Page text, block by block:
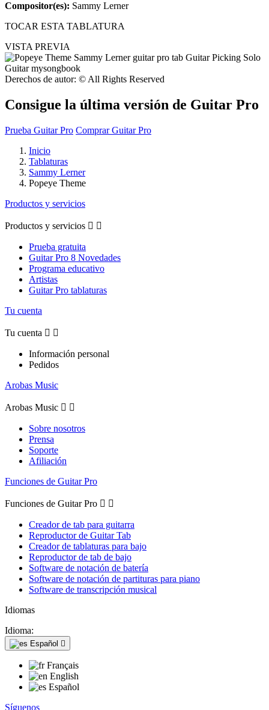
Compositor(es): Sammy Lerner
TOCAR ESTA TABLATURA
VISTA PREVIA
Derechos de autor: © All Rights Reserved
Consigue la última versión de Guitar Pro
Prueba Guitar Pro Comprar Guitar Pro
Inicio
Tablaturas
Sammy Lerner
Popeye Theme
Productos y servicios
Productos y servicios  
Prueba gratuita
Guitar Pro 8 Novedades
Programa educativo
Artistas
Guitar Pro tablaturas
Tu cuenta
Tu cuenta  
Información personal
Pedidos
Arobas Music
Arobas Music  
Sobre nosotros
Prensa
Soporte
Afiliación
Funciones de Guitar Pro
Funciones de Guitar Pro  
Creador de tab para guitarra
Reproductor de Guitar Tab
Creador de tablaturas para bajo
Reproductor de tab de bajo
Software de notación de batería
Software de notación de partituras para piano
Software de transcripción musical
Idiomas
Idioma:
Español 
Français
English
Español
Síguenos